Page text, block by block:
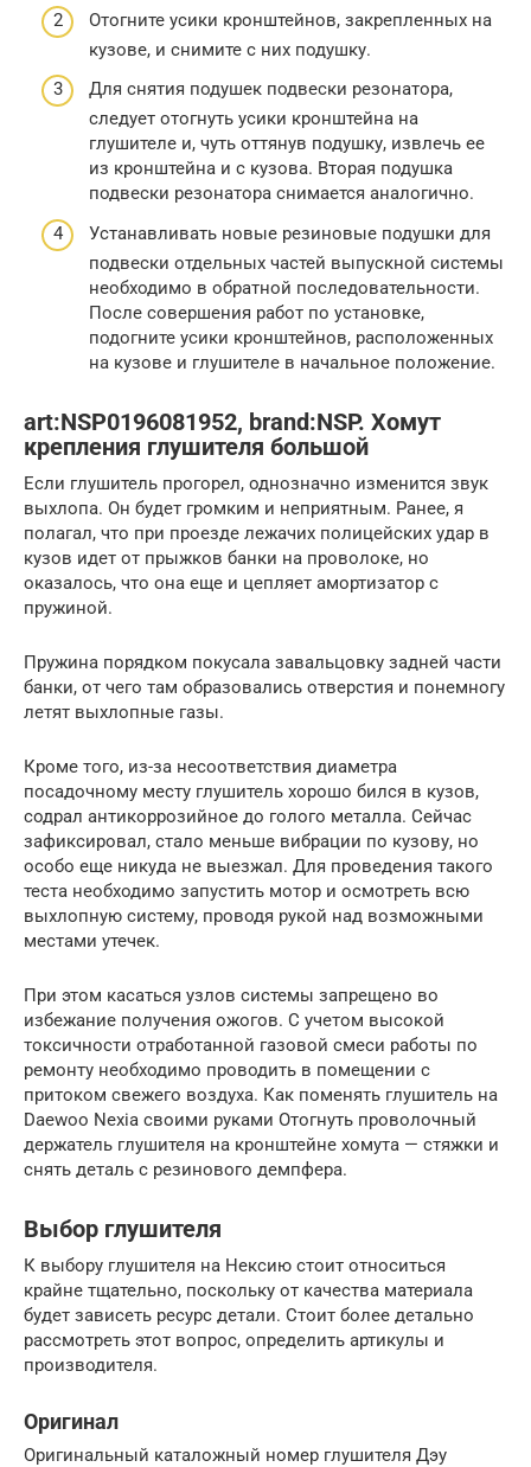
Отогните усики кронштейнов, закрепленных на
кузове, и снимите с них подушку.
Для снятия подушек подвески резонатора,
следует отогнуть усики кронштейна на
глушителе и, чуть оттянув подушку, извлечь ее
из кронштейна и с кузова. Вторая подушка
подвески резонатора снимается аналогично.
Устанавливать новые резиновые подушки для
подвески отдельных частей выпускной системы
необходимо в обратной последовательности.
После совершения работ по установке,
подогните усики кронштейнов, расположенных
на кузове и глушителе в начальное положение.
art:NSP0196081952, brand:NSP. Хомут
крепления глушителя большой
Если глушитель прогорел, однозначно изменится звук
выхлопа. Он будет громким и неприятным. Ранее, я
полагал, что при проезде лежачих полицейских удар в
кузов идет от прыжков банки на проволоке, но
оказалось, что она еще и цепляет амортизатор с
пружиной.
Пружина порядком покусала завальцовку задней части
банки, от чего там образовались отверстия и понемногу
летят выхлопные газы.
Кроме того, из-за несоответствия диаметра
посадочному месту глушитель хорошо бился в кузов,
содрал антикоррозийное до голого металла. Сейчас
зафиксировал, стало меньше вибрации по кузову, но
особо еще никуда не выезжал. Для проведения такого
теста необходимо запустить мотор и осмотреть всю
выхлопную систему, проводя рукой над возможными
местами утечек.
При этом касаться узлов системы запрещено во
избежание получения ожогов. С учетом высокой
токсичности отработанной газовой смеси работы по
ремонту необходимо проводить в помещении с
притоком свежего воздуха. Как поменять глушитель на
Daewoo Nexia своими руками Отогнуть проволочный
держатель глушителя на кронштейне хомута — стяжки и
снять деталь с резинового демпфера.
Выбор глушителя
К выбору глушителя на Нексию стоит относиться
крайне тщательно, поскольку от качества материала
будет зависеть ресурс детали. Стоит более детально
рассмотреть этот вопрос, определить артикулы и
производителя.
Оригинал
Оригинальный каталожный номер глушителя Дэу